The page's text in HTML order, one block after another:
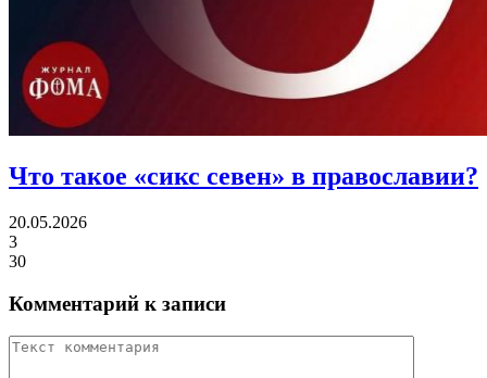
Что такое «сикс севен» в православии?
20.05.2026
3
30
Комментарий к записи